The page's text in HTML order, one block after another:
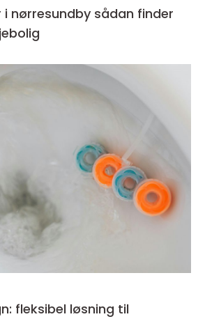
sådan finder
fleksibel løsning til